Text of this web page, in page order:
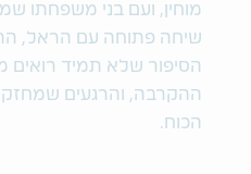
מוחין, ועם בני משפחתו
שיחה פתוחה עם הראל,
הסיפור שלא תמיד רואים
ההקרבה, והרגעים
הכוח.